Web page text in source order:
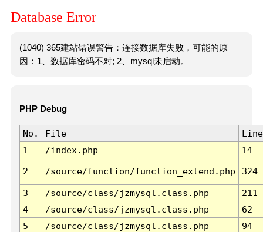
Database Error
(1040) 365建站错误警告：连接数据库失败，可能的原
因：1、数据库密码不对; 2、mysql未启动。
PHP Debug
No. File
Line
1
/index.php 14
2 /source/function/function_extend.php 324
3 /source/class/jzmysql.class.php
211
4
/source/class/jzmysql.class.php
62
5
/source/class/jzmysql.class.php
94